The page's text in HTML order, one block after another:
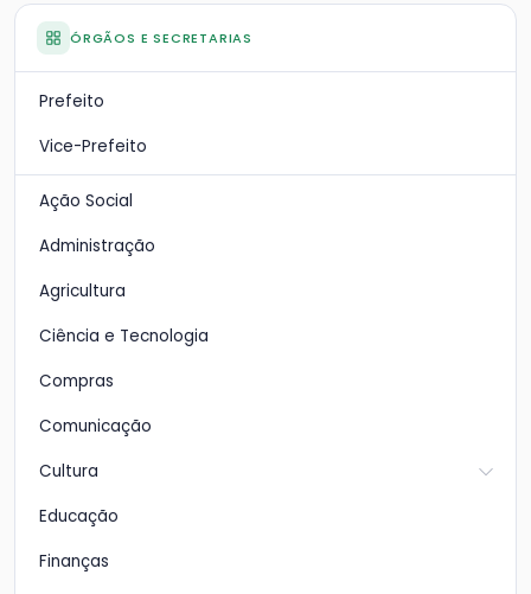
ÓRGÃOS E SECRETARIAS
Prefeito
Vice-Prefeito
Ação Social
Administração
Agricultura
Ciência e Tecnologia
Compras
Comunicação
Cultura
Educação
Finanças